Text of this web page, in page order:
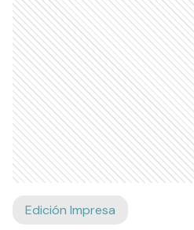
Edición Impresa